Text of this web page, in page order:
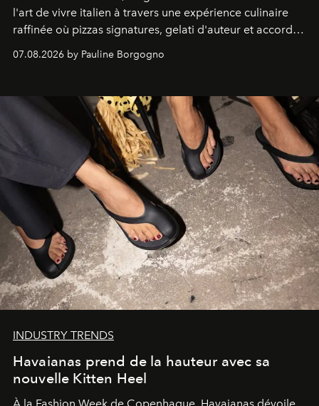
l'art de vivre italien à travers une expérience culinaire
raffinée où pizzas signatures, gelati d'auteur et accords
d'exception composent un véritable voyage sensoriel.
07.08.2026 by Pauline Borgogno
INDUSTRY TRENDS
Havaianas prend de la hauteur avec sa
nouvelle Kitten Heel